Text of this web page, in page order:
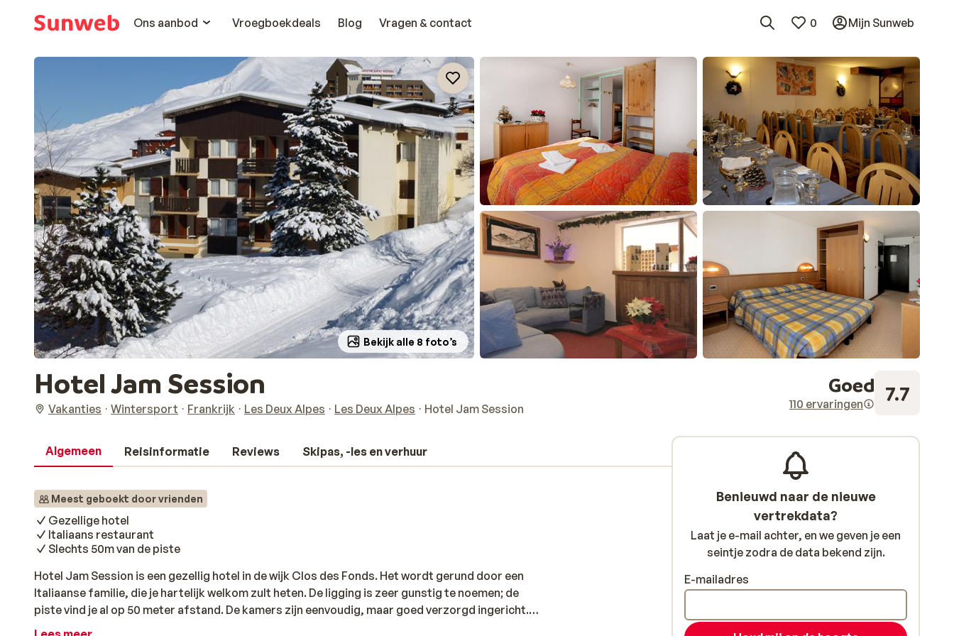
Ons aanbod
Vroegboekdeals Blog Vragen & contact 0 Mijn Sunweb
Bekijk alle 8 foto’s
Hotel Jam Session
Vakanties Wintersport Frankrijk Les Deux Alpes Les Deux Alpes Hotel Jam Session
Goed
110 ervaringen 7.7
Algemeen Reisinformatie Reviews Skipas, -les en verhuur
Meest geboekt door vrienden
Gezellige hotel
Italiaans restaurant
Slechts 50m van de piste
Hotel Jam Session is een gezellig hotel in de wijk Clos des Fonds. Het wordt gerund door een
Italiaanse familie, die je hartelijk welkom zult heten. De ligging is zeer gunstig te noemen; de
piste vind je al op 50 meter afstand. De kamers zijn eenvoudig, maar goed verzorgd ingericht.
Geniet van de uitdagende pistes van Les Deux Alpes en ga ’s middags het dorp in voor een
Benieuwd naar de nieuwe
vertrekdata?
Laat je e-mail achter, en we geven je een
seintje zodra de data bekend zijn.
E-mailadres